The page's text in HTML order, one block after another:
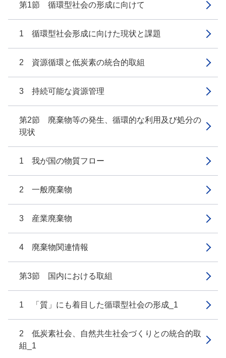
第1節 循環型社会の形成に向けて
1 循環型社会形成に向けた現状と課題
2 資源循環と低炭素の統合的取組
3 持続可能な資源管理
第2節 廃棄物等の発生、循環的な利用及び処分の
現状
1 我が国の物質フロー
2 一般廃棄物
3 産業廃棄物
4 廃棄物関連情報
第3節 国内における取組
1 「質」にも着目した循環型社会の形成_1
2 低炭素社会、自然共生社会づくりとの統合的取
組_1